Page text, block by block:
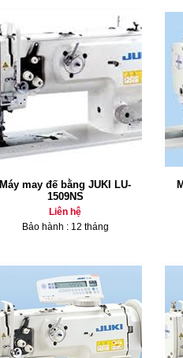
Máy may đế bằng JUKI LU-
1509NS
Liên hệ
Bảo hành : 12 tháng